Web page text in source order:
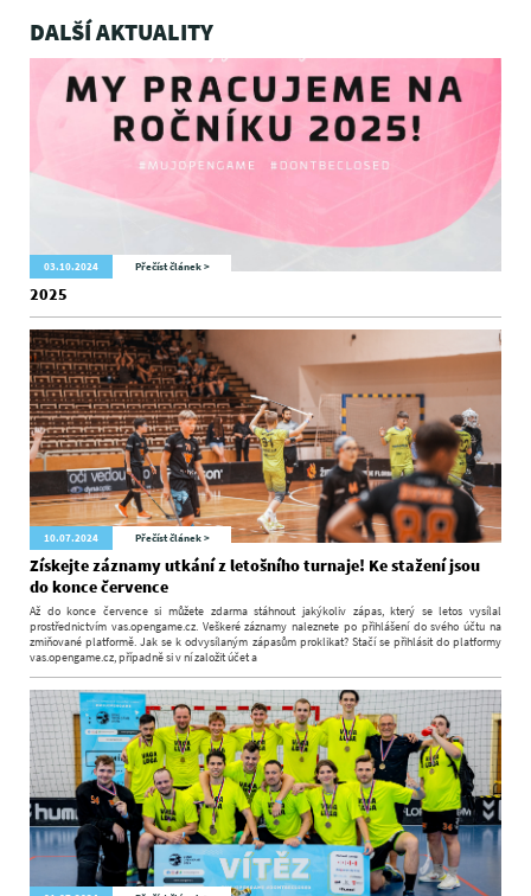
DALŠÍ AKTUALITY
03.10.2024 Přečíst článek >
2025
10.07.2024 Přečíst článek >
Získejte záznamy utkání z letošního turnaje! Ke stažení jsou
do konce července
Až do konce července si můžete zdarma stáhnout jakýkoliv zápas, který se letos vysílal
prostřednictvím vas.opengame.cz. Veškeré záznamy naleznete po přihlášení do svého účtu na
zmiňované platformě. Jak se k odvysílaným zápasům proklikat? Stačí se přihlásit do platformy
vas.opengame.cz, případně si v ní založit účet a